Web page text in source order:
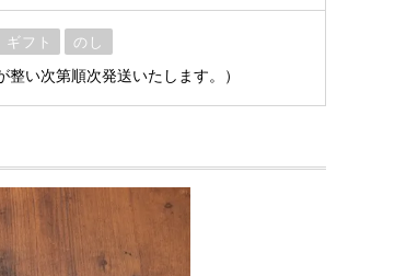
ギフト のし
い次第順次発送いたします。）